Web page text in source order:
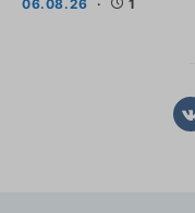
06.08.26 1